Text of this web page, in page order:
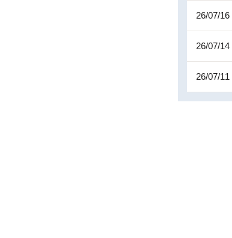
26/07/16
26/07/14
26/07/11